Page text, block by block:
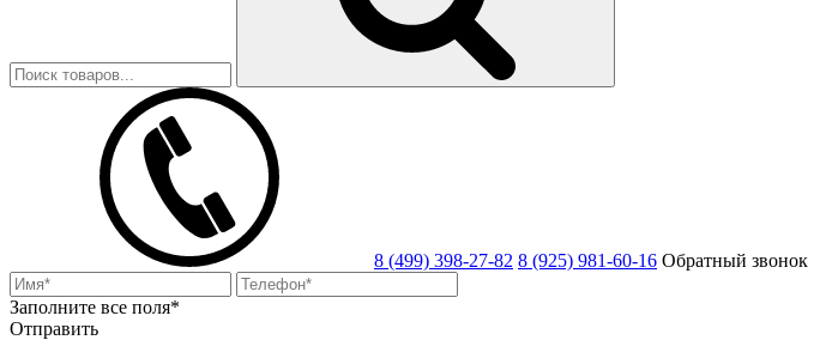
8 (499) 398-27-82 8 (925) 981-60-16 Обратный звонок
Заполните все поля*
Отправить